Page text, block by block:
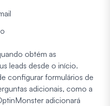
obtém as
leads desde o início.
configurar formulários de
adicionais, como a
adicionará